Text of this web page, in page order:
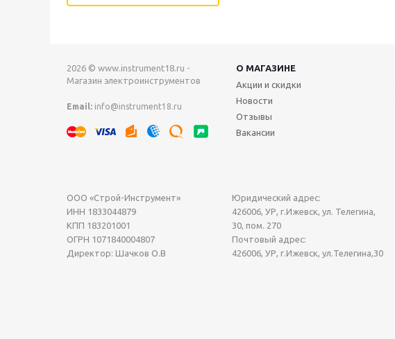
2026 © www.instrument18.ru -
Магазин электроинструментов
Email: info@instrument18.ru
ООО «Строй-Инструмент»
ИНН 1833044879
КПП 183201001
ОГРН 1071840004807
Директор: Шачков О.В
Юридический адрес:
426006, УР, г.Ижевск, ул. Телегина,
30, пом. 270
Почтовый адрес:
426006, УР, г.Ижевск, ул.Телегина,30
О МАГАЗИНЕ
Акции и скидки
Новости
Отзывы
Вакансии